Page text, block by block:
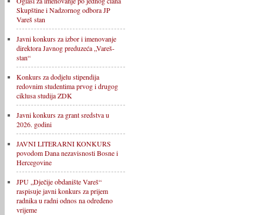
Skupštine i Nadzornog odbora JP
Vareš stan
Javni konkurs za izbor i imenovanje
direktora Javnog preduzeća „Vareš-
stan“
Konkurs za dodjelu stipendija
redovnim studentima prvog i drugog
ciklusa studija ZDK
Javni konkurs za grant sredstva u
2026. godini
JAVNI LITERARNI KONKURS
povodom Dana nezavisnosti Bosne i
Hercegovine
JPU „Dječije obdanište Vareš“
raspisuje javni konkurs za prijem
radnika u radni odnos na određeno
vrijeme